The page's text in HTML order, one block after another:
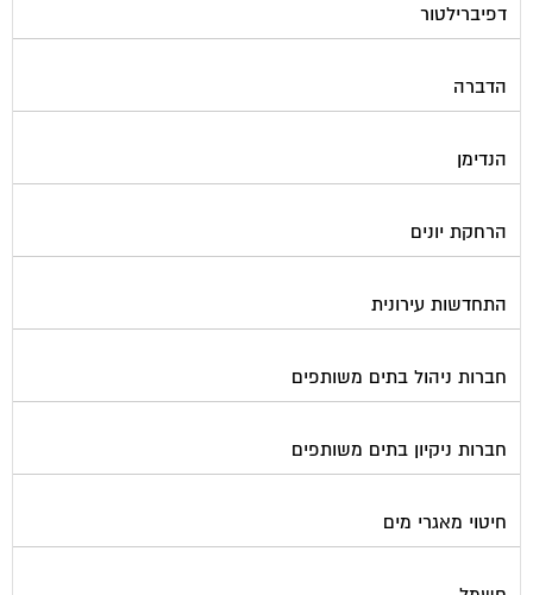
דפיברילטור
הדברה
הנדימן
הרחקת יונים
התחדשות עירונית
חברות ניהול בתים משותפים
חברות ניקיון בתים משותפים
חיטוי מאגרי מים